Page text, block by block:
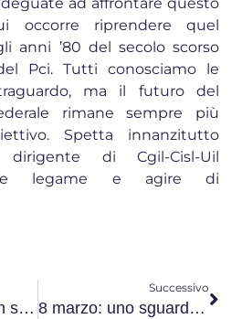
occorre riprendere quel
anni ’80 del secolo scorso
Pci. Tutti conosciamo le
ma il futuro del
rimane sempre più
Spetta innanzitutto
dirigente di Cgil-Cisl-Uil
legame e agire di
L’ AI ”generativa” in soccorso della democrazia?
Successivo
8 marzo: uno sguardo sulla donna nel mondo. Le Birmane